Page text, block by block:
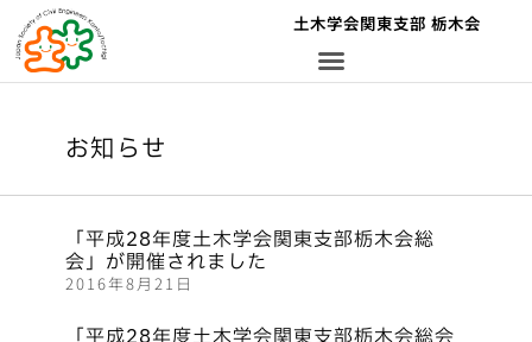
土木学会関東支部 栃木会
お知らせ
「平成28年度土木学会関東支部栃木会総
会」が開催されました
2016年8月21日